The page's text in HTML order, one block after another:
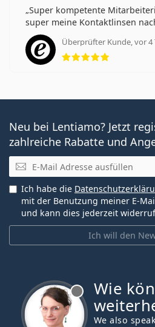
Super kompetente
super meine Kontaktlinsen
Überprüfter Kunde, vor 4
Neu bei Lentiamo? Jetzt
zahlreiche Rabatte und
E-Mail
Ich will den
Ich habe die
mit der Benutzung meiner E-
und kann dies jederzeit
Wie
We also